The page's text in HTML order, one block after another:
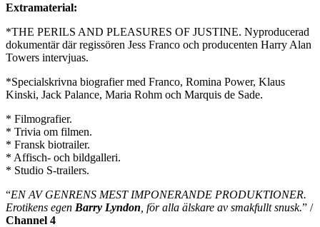
Extramaterial:
*THE PERILS AND PLEASURES OF JUSTINE. Nyproducerad
dokumentär där regissören Jess Franco och producenten Harry Alan
Towers intervjuas.
*Specialskrivna biografier med Franco, Romina Power, Klaus
Kinski, Jack Palance, Maria Rohm och Marquis de Sade.
* Filmografier.
* Trivia om filmen.
* Fransk biotrailer.
* Affisch- och bildgalleri.
* Studio S-trailers.
“EN AV GENRENS MEST IMPONERANDE PRODUKTIONER.
Erotikens egen Barry Lyndon , för alla älskare av smakfullt snusk.” /
Channel 4